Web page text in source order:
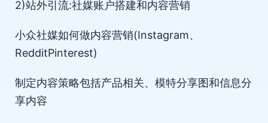
2)站外引流:社媒账户搭建和内容营销
小众社媒如何做内容营销(Instagram、
RedditPinterest)
制定内容策略包括产品相关、模特分享图和信息分
享内容